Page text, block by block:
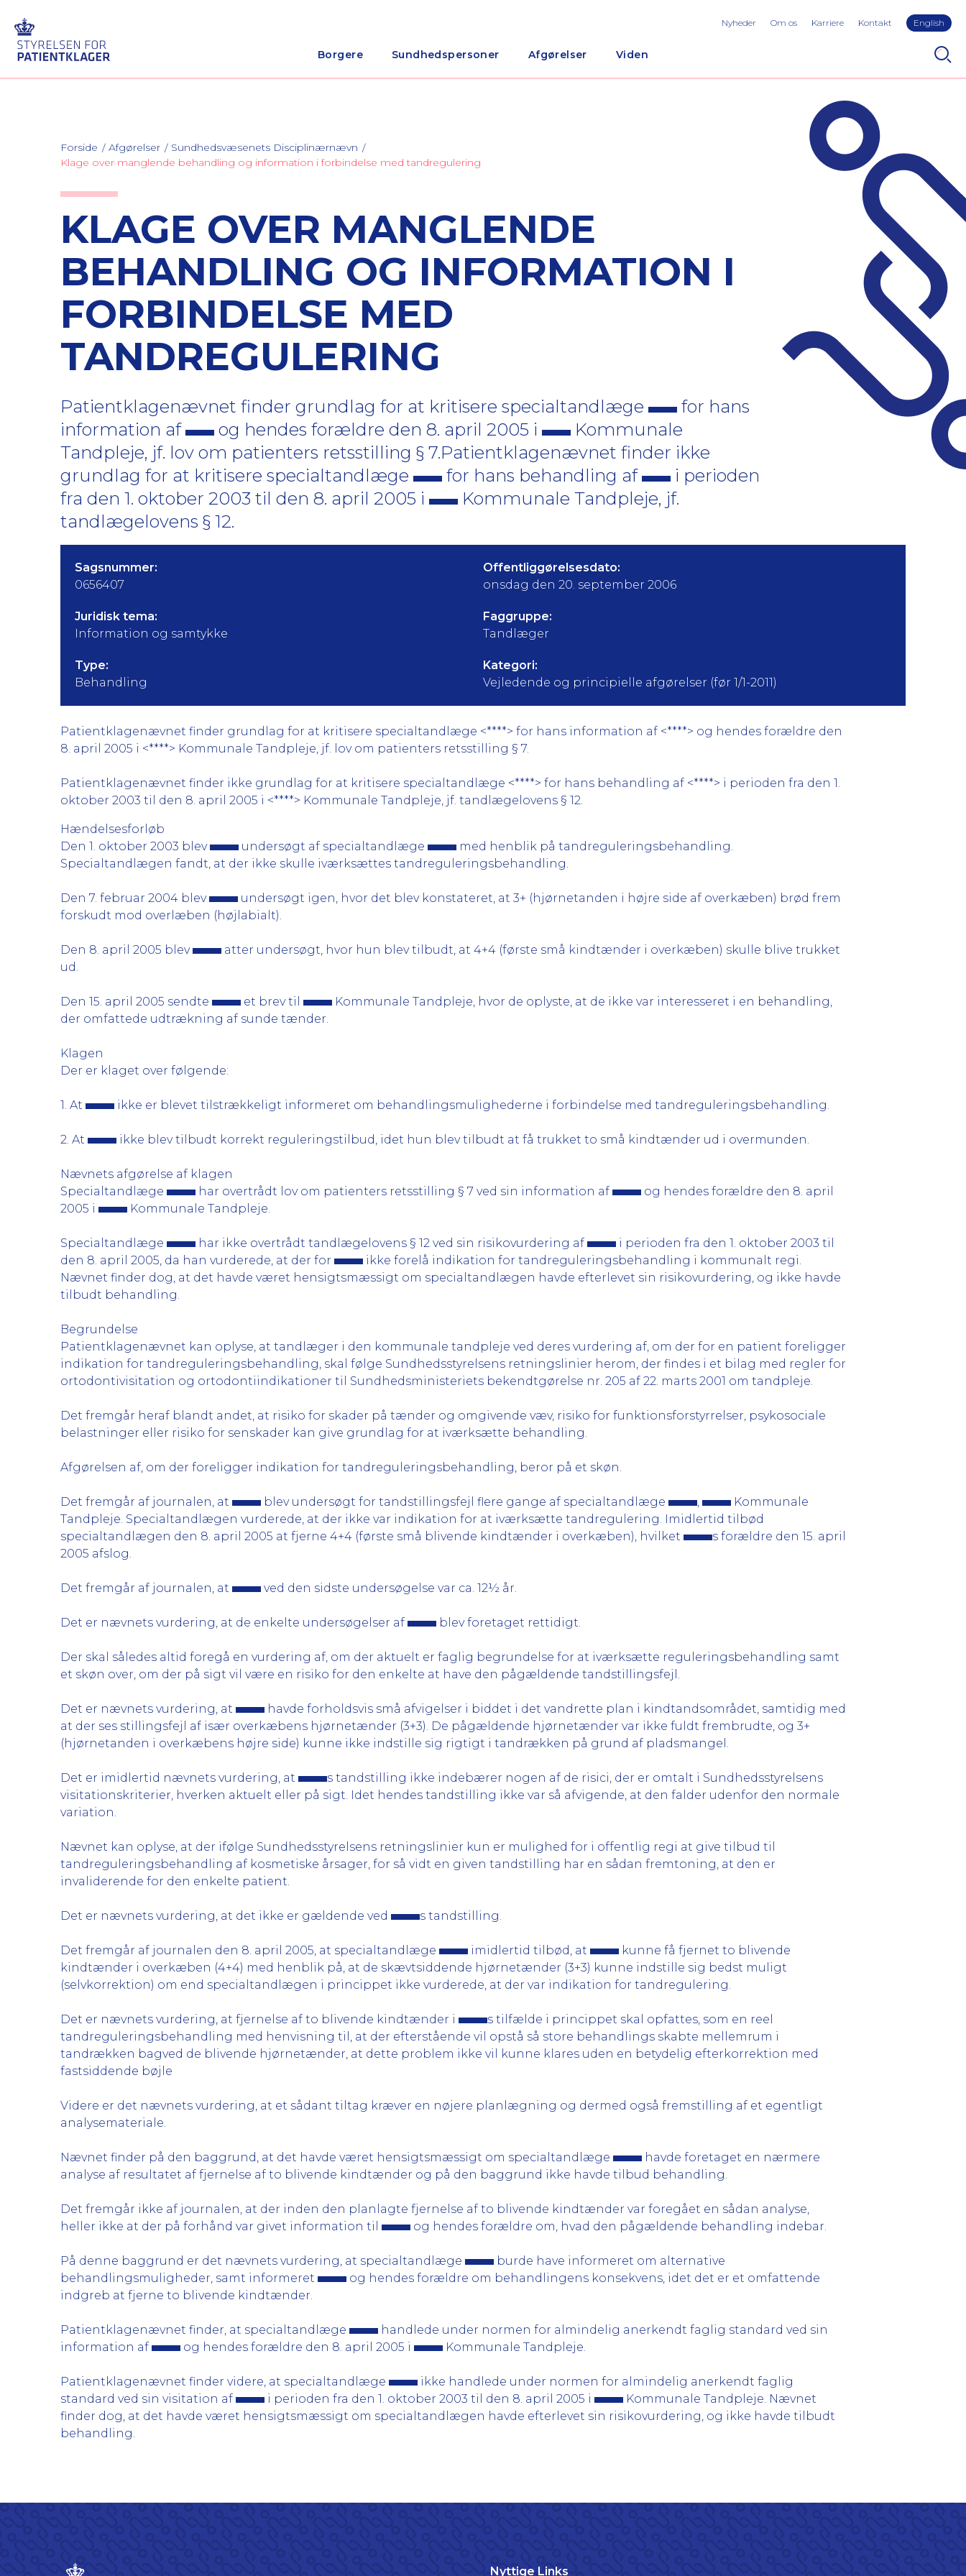
Borgere Sundhedspersoner Afgørelser Viden
Nyheder Om os Karriere Kontakt English
Forside Afgørelser
Sundhedsvæsenets Disciplinærnævn
Klage over manglende behandling og information i forbindelse med tandregulering
KLAGE OVER MANGLENDE
BEHANDLING OG INFORMATION I
FORBINDELSE MED
TANDREGULERING
Patientklagenævnet finder grundlag for at kritisere specialtandlæge
for hans
information af
og hendes forældre den 8. april 2005 i
Kommunale
Tandpleje, jf. lov om patienters retsstilling § 7.Patientklagenævnet finder ikke
grundlag for at kritisere specialtandlæge
for hans behandling af
i perioden
fra den 1. oktober 2003 til den 8. april 2005 i
Kommunale Tandpleje, jf.
tandlægelovens § 12.
Sagsnummer:
0656407
Offentliggørelsesdato:
onsdag den 20. september 2006
Juridisk tema:
Information og samtykke
Faggruppe:
Tandlæger
Type:
Behandling
Kategori:
Vejledende og principielle afgørelser (før 1/1-2011)
Patientklagenævnet finder grundlag for at kritisere specialtandlæge <****> for hans information af <****> og hendes forældre den
8. april 2005 i <****> Kommunale Tandpleje, jf. lov om patienters retsstilling § 7.
Patientklagenævnet finder ikke grundlag for at kritisere specialtandlæge <****> for hans behandling af <****> i perioden fra den 1.
oktober 2003 til den 8. april 2005 i <****> Kommunale Tandpleje, jf. tandlægelovens § 12.
Hændelsesforløb
Den 1. oktober 2003 blev
undersøgt af specialtandlæge
med henblik på tandreguleringsbehandling.
Specialtandlægen fandt, at der ikke skulle iværksættes tandreguleringsbehandling.
Den 7. februar 2004 blev
undersøgt igen, hvor det blev konstateret, at 3+ (hjørnetanden i højre side af overkæben) brød frem
forskudt mod overlæben (højlabialt).
Den 8. april 2005 blev
atter undersøgt, hvor hun blev tilbudt, at 4+4 (første små kindtænder i overkæben) skulle blive trukket
ud.
Den 15. april 2005 sendte et brev til
Kommunale Tandpleje, hvor de oplyste, at de ikke var interesseret i en behandling,
der omfattede udtrækning af sunde tænder.
Klagen
Der er klaget over følgende:
1. At ikke er blevet tilstrækkeligt informeret om behandlingsmulighederne i forbindelse med tandreguleringsbehandling.
2. At ikke blev tilbudt korrekt reguleringstilbud, idet hun blev tilbudt at få trukket to små kindtænder ud i overmunden.
Nævnets afgørelse af klagen
Specialtandlæge
har overtrådt lov om patienters retsstilling § 7 ved sin information af
og hendes forældre den 8. april
2005 i
Kommunale Tandpleje.
Specialtandlæge har ikke overtrådt tandlægelovens § 12 ved sin risikovurdering af
i perioden fra den 1. oktober 2003 til
den 8. april 2005, da han vurderede, at der for
ikke forelå indikation for tandreguleringsbehandling i kommunalt regi.
Nævnet finder dog, at det havde været hensigtsmæssigt om specialtandlægen havde efterlevet sin risikovurdering, og ikke havde
tilbudt behandling.
Begrundelse
Patientklagenævnet kan oplyse, at tandlæger i den kommunale tandpleje ved deres vurdering af, om der for en patient foreligger
indikation for tandreguleringsbehandling, skal følge Sundhedsstyrelsens retningslinier herom, der findes i et bilag med regler for
ortodontivisitation og ortodontiindikationer til Sundhedsministeriets bekendtgørelse nr. 205 af 22. marts 2001 om tandpleje.
Det fremgår heraf blandt andet, at risiko for skader på tænder og omgivende væv, risiko for funktionsforstyrrelser, psykosociale
belastninger eller risiko for senskader kan give grundlag for at iværksætte behandling.
Afgørelsen af, om der foreligger indikation for tandreguleringsbehandling, beror på et skøn.
Det fremgår af journalen, at blev undersøgt for tandstillingsfejl flere gange af specialtandlæge ,
Kommunale
Tandpleje. Specialtandlægen vurderede, at der ikke var indikation for at iværksætte tandregulering. Imidlertid tilbød
specialtandlægen den 8. april 2005 at fjerne 4+4 (første små blivende kindtænder i overkæben), hvilket
s forældre den 15. april
2005 afslog.
Det fremgår af journalen, at ved den sidste undersøgelse var ca. 12½ år.
Det er nævnets vurdering, at de enkelte undersøgelser af blev foretaget rettidigt.
Der skal således altid foregå en vurdering af, om der aktuelt er faglig begrundelse for at iværksætte reguleringsbehandling samt
et skøn over, om der på sigt vil være en risiko for den enkelte at have den pågældende tandstillingsfejl.
Det er nævnets vurdering, at
havde forholdsvis små afvigelser i biddet i det vandrette plan i kindtandsområdet, samtidig med
at der ses stillingsfejl af især overkæbens hjørnetænder (3+3). De pågældende hjørnetænder var ikke fuldt frembrudte, og 3+
(hjørnetanden i overkæbens højre side) kunne ikke indstille sig rigtigt i tandrækken på grund af pladsmangel.
Det er imidlertid nævnets vurdering, at
s tandstilling ikke indebærer nogen af de risici, der er omtalt i Sundhedsstyrelsens
visitationskriterier, hverken aktuelt eller på sigt. Idet hendes tandstilling ikke var så afvigende, at den falder udenfor den normale
variation.
Nævnet kan oplyse, at der ifølge Sundhedsstyrelsens retningslinier kun er mulighed for i offentlig regi at give tilbud til
tandreguleringsbehandling af kosmetiske årsager, for så vidt en given tandstilling har en sådan fremtoning, at den er
invaliderende for den enkelte patient.
Det er nævnets vurdering, at det ikke er gældende ved s tandstilling.
Det fremgår af journalen den 8. april 2005, at specialtandlæge imidlertid tilbød, at
kunne få fjernet to blivende
kindtænder i overkæben (4+4) med henblik på, at de skævtsiddende hjørnetænder (3+3) kunne indstille sig bedst muligt
(selvkorrektion) om end specialtandlægen i princippet ikke vurderede, at der var indikation for tandregulering.
Det er nævnets vurdering, at fjernelse af to blivende kindtænder i
s tilfælde i princippet skal opfattes, som en reel
tandreguleringsbehandling med henvisning til, at der efterstående vil opstå så store behandlings skabte mellemrum i
tandrækken bagved de blivende hjørnetænder, at dette problem ikke vil kunne klares uden en betydelig efterkorrektion med
fastsiddende bøjle
Videre er det nævnets vurdering, at et sådant tiltag kræver en nøjere planlægning og dermed også fremstilling af et egentligt
analysemateriale.
Nævnet finder på den baggrund, at det havde været hensigtsmæssigt om specialtandlæge
havde foretaget en nærmere
analyse af resultatet af fjernelse af to blivende kindtænder og på den baggrund ikke havde tilbud behandling.
Det fremgår ikke af journalen, at der inden den planlagte fjernelse af to blivende kindtænder var foregået en sådan analyse,
heller ikke at der på forhånd var givet information til
og hendes forældre om, hvad den pågældende behandling indebar.
På denne baggrund er det nævnets vurdering, at specialtandlæge
burde have informeret om alternative
behandlingsmuligheder, samt informeret
og hendes forældre om behandlingens konsekvens, idet det er et omfattende
indgreb at fjerne to blivende kindtænder.
Patientklagenævnet finder, at specialtandlæge
handlede under normen for almindelig anerkendt faglig standard ved sin
information af
og hendes forældre den 8. april 2005 i Kommunale Tandpleje.
Patientklagenævnet finder videre, at specialtandlæge
ikke handlede under normen for almindelig anerkendt faglig
standard ved sin visitation af
i perioden fra den 1. oktober 2003 til den 8. april 2005 i
Kommunale Tandpleje. Nævnet
finder dog, at det havde været hensigtsmæssigt om specialtandlægen havde efterlevet sin risikovurdering, og ikke havde tilbudt
behandling.
Nyttige Links